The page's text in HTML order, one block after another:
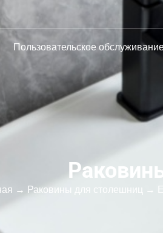
Пользовательское
→ Раковины для столешниц →